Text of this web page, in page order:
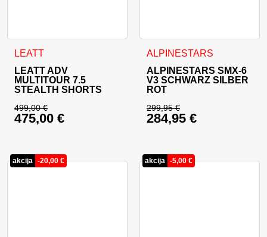
LEATT
LEATT ADV
MULTITOUR 7.5
STEALTH SHORTS
499,00€
Ursprünglicher Preis war: 499,00 €
475,00 €
Dieses Produkt weist mehrere Varianten auf. Die Optionen
ALPINESTARS
ALPINESTARS SMX-6
V3 SCHWARZ SILBER
ROT
299,95€
Ursprünglicher
284,95 €
Dieses Produkt weist
akcija -20,00 € akcija -5,00 €